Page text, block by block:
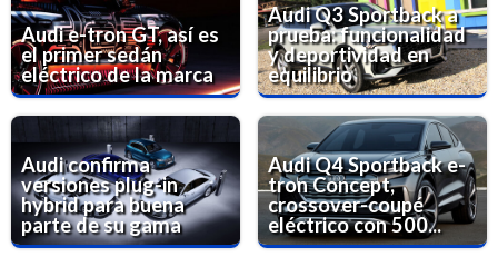
Audi e-tron GT, así es
el primer sedán
eléctrico de la marca
Audi Q3 Sportback a
prueba: funcionalidad
y deportividad en
equilibrio
Audi confirma
versiones plug-in
hybrid para buena
parte de su gama
Audi Q4 Sportback e-
tron Concept,
crossover-coupé
eléctrico con 500...